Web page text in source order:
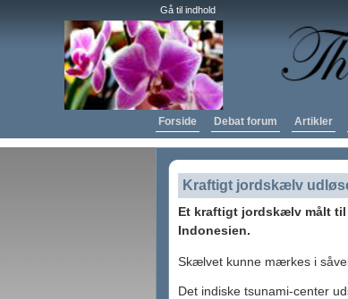
Gå til indhold
Forside Debat forum Artikler
Kraftigt jordskælv
Et kraftigt jordskælv målt til
Indonesien.
Skælvet kunne mærkes i
Det indiske tsunami-center